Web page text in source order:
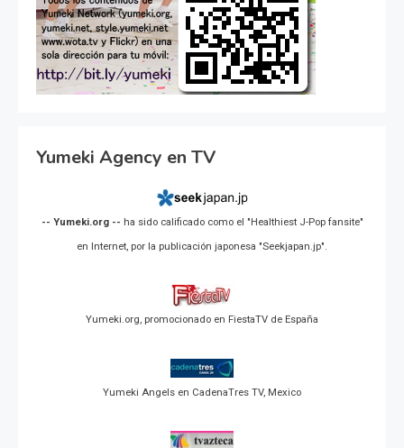
Yumeki Agency en TV
-- Yumeki.org -- ha sido calificado como el "Healthiest J-Pop fansite"
en Internet, por la publicación japonesa "Seekjapan.jp".
Yumeki.org, promocionado en FiestaTV de España
Yumeki Angels en CadenaTres TV, Mexico